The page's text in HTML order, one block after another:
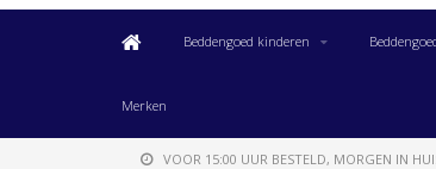
Beddengoed kinderen
Merken
VOOR 15:00 UUR BESTELD, MORGEN IN